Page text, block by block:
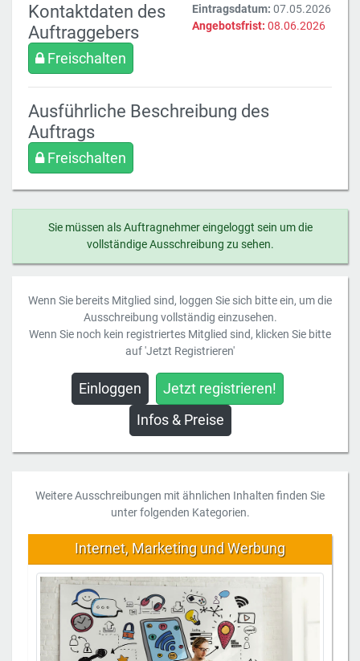
Kontaktdaten des
Auftraggebers
Freischalten
Eintragsdatum: 07.05.2026
Angebotsfrist: 08.06.2026
Ausführliche Beschreibung des
Auftrags
Freischalten
Sie müssen als Auftragnehmer eingeloggt sein um die
vollständige Ausschreibung zu sehen.
Wenn Sie bereits Mitglied sind, loggen Sie sich bitte ein, um die
Ausschreibung vollständig einzusehen.
Wenn Sie noch kein registriertes Mitglied sind, klicken Sie bitte
auf 'Jetzt Registrieren'
Einloggen
Jetzt registrieren!
Infos & Preise
Weitere Ausschreibungen mit ähnlichen Inhalten finden Sie
unter folgenden Kategorien.
Internet, Marketing und Werbung